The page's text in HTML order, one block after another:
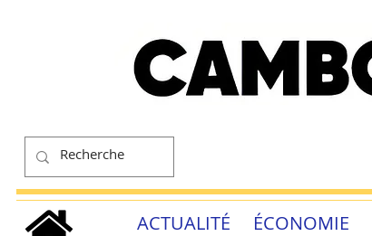
ACTUALITÉ ÉCONOMIE